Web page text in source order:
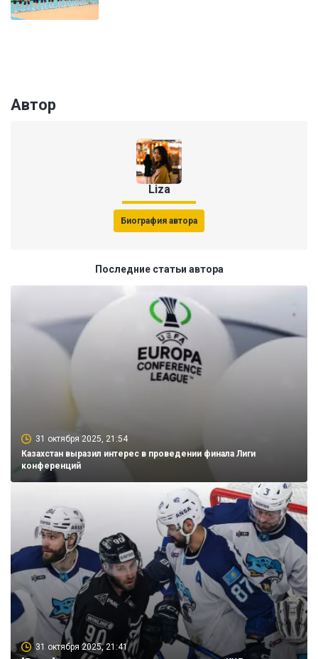
Автор
Liza
Биография автора
Последние статьи автора
31 октября 2025, 21:54
Казахстан выразил интерес в проведении финала Лиги
конференций
31 октября 2025, 21:41